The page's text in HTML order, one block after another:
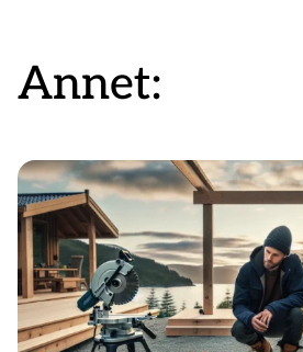
Annet: